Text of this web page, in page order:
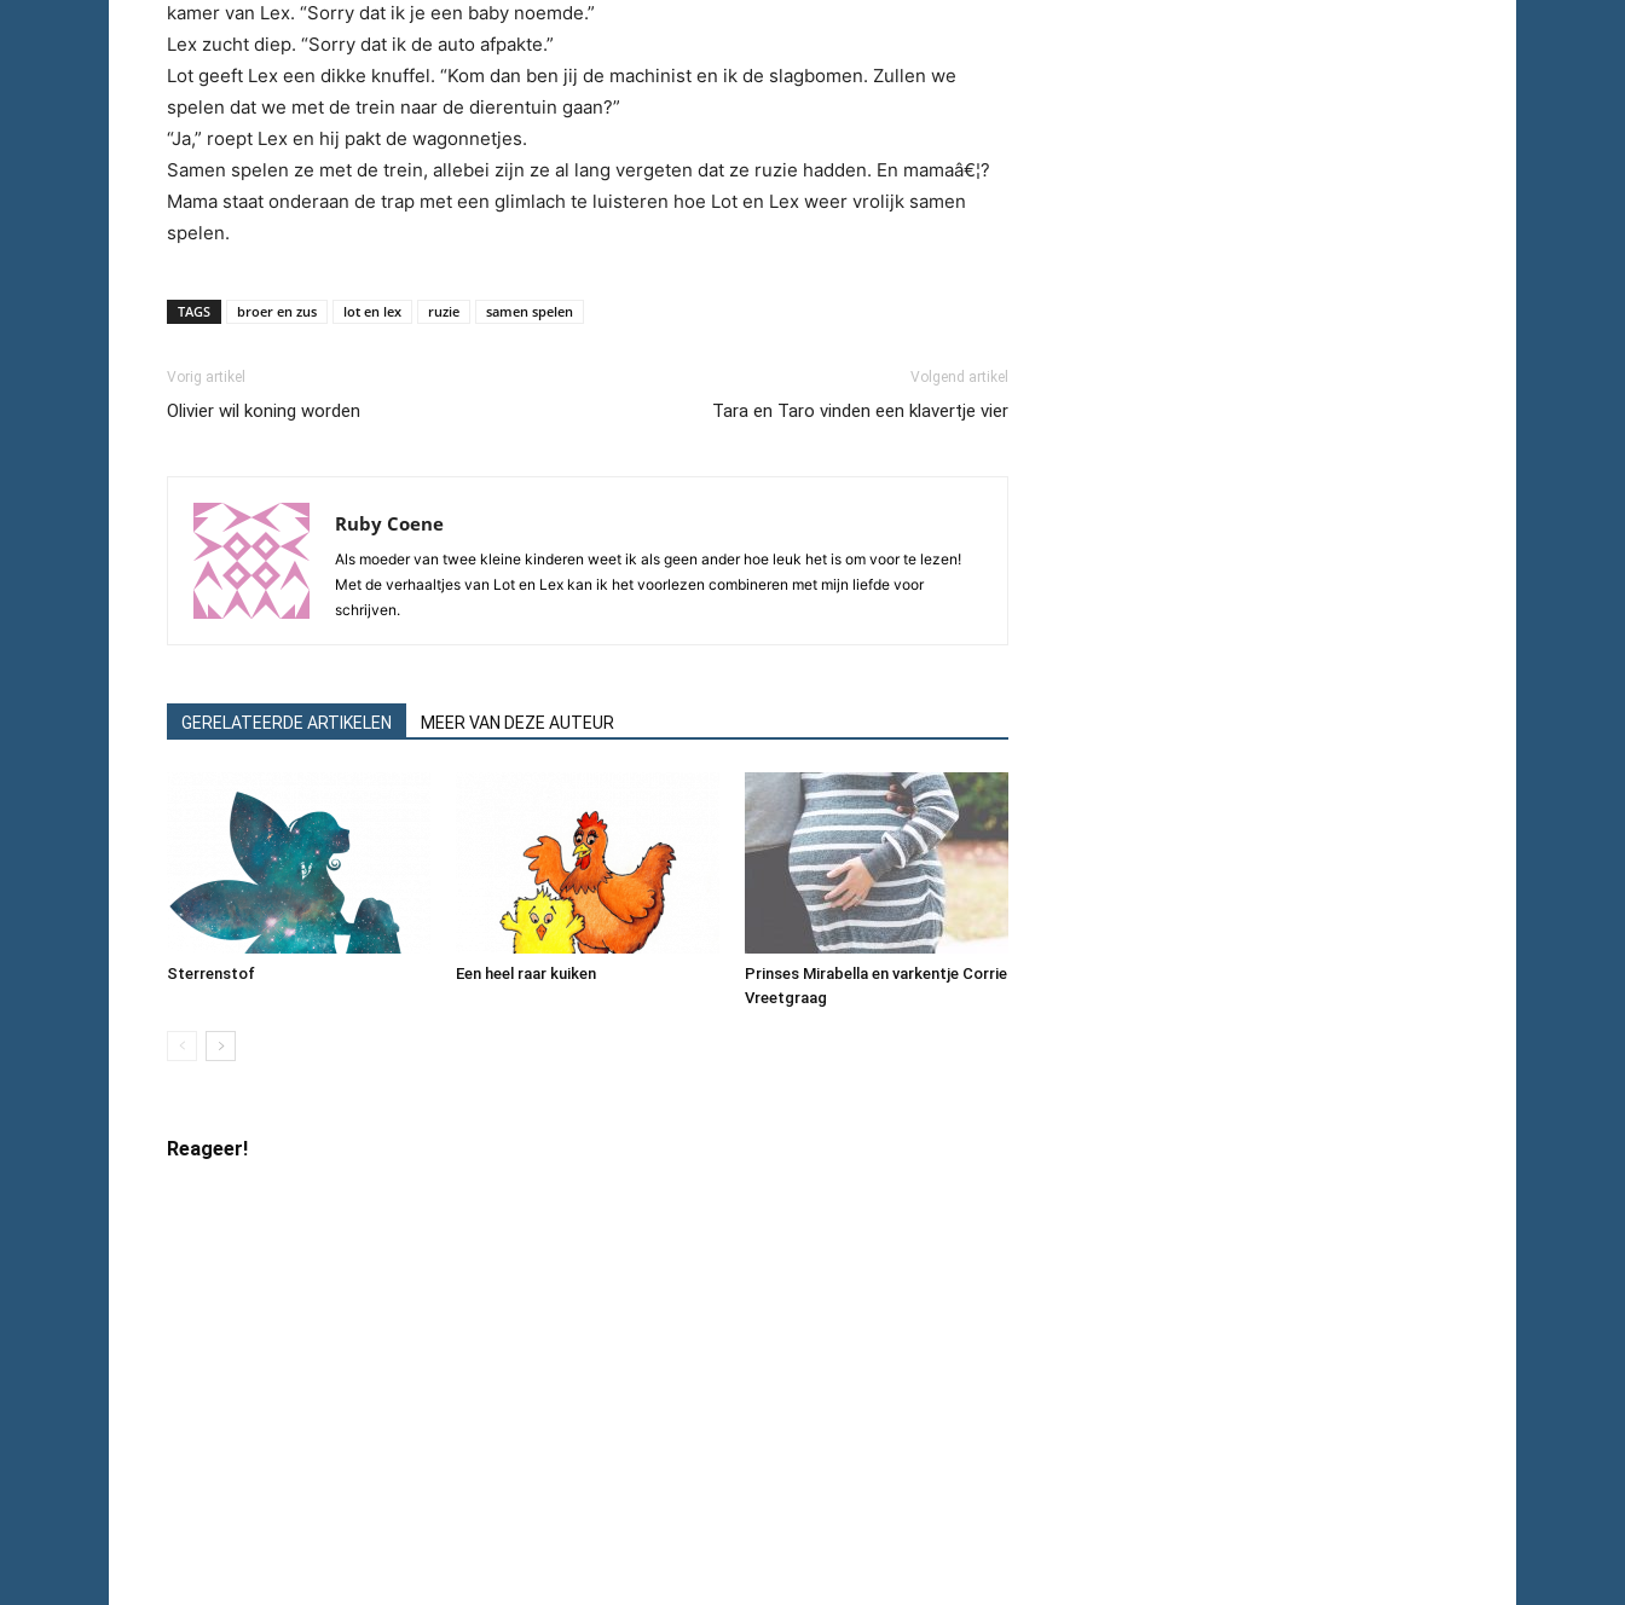
kamer van Lex. “Sorry dat ik je een baby noemde.”
Lex zucht diep. “Sorry dat ik de auto afpakte.”
Lot geeft Lex een dikke knuffel. “Kom dan ben jij de machinist en ik de slagbomen. Zullen we
spelen dat we met de trein naar de dierentuin gaan?”
“Ja,” roept Lex en hij pakt de wagonnetjes.
Samen spelen ze met de trein, allebei zijn ze al lang vergeten dat ze ruzie hadden. En mamaâ€¦?
Mama staat onderaan de trap met een glimlach te luisteren hoe Lot en Lex weer vrolijk samen
spelen.
TAGS broer en zus lot en lex ruzie samen spelen
Vorig artikel
Olivier wil koning worden
Volgend artikel
Tara en Taro vinden een klavertje vier
Ruby Coene
Als moeder van twee kleine kinderen weet ik als geen ander hoe leuk het is om voor te lezen!
Met de verhaaltjes van Lot en Lex kan ik het voorlezen combineren met mijn liefde voor
schrijven.
GERELATEERDE ARTIKELEN MEER VAN DEZE AUTEUR
Sterrenstof Een heel raar kuiken
Prinses Mirabella en varkentje Corrie
Vreetgraag
Reageer!